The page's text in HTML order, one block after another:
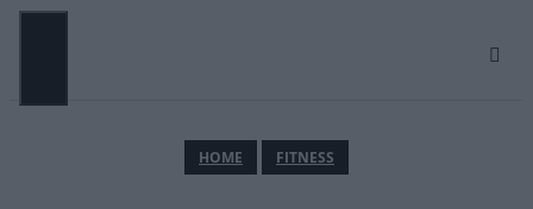
Μετάβαση
ΗΟΜΕ FITNESS